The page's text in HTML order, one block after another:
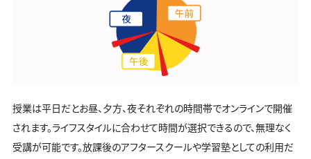
授業は平日だとお昼、夕方、夜それぞれの時間帯でオンラインで開催
されます。ライフスタイルに合わせて時間が選択できるので、無理なく
受講が可能です。放課後のアフタースクールや学習塾としての利用だ